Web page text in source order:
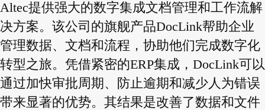
Altec提供强大的数字集成文档管理和工作流解
决方案。该公司的旗舰产品DocLink帮助企业
管理数据、文档和流程，协助他们完成数字化
转型之旅。凭借紧密的ERP集成，DocLink可以
通过加快审批周期、防止逾期和减少人为错误
带来显著的优势。其结果是改善了数据和文件